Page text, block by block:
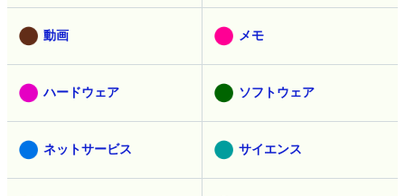
動画 メモ
ハードウェア ソフトウェア
ネットサービス サイエンス